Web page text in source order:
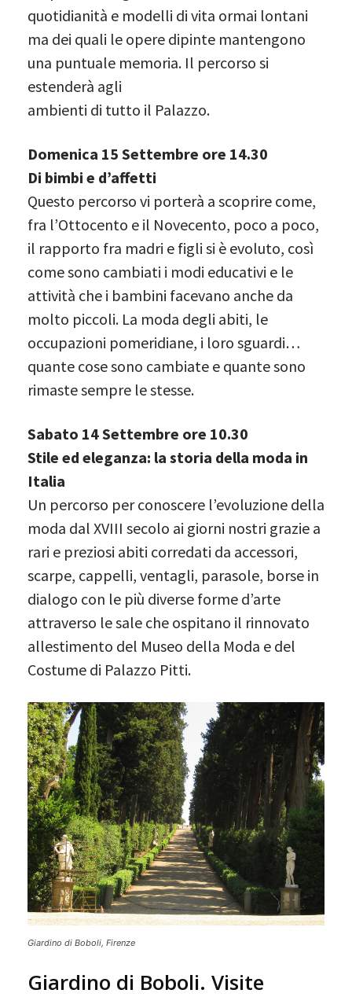
quotidianità e modelli di vita ormai lontani
ma dei quali le opere dipinte mantengono
una puntuale memoria. Il percorso si
estenderà agli
ambienti di tutto il Palazzo.
Domenica 15 Settembre ore 14.30
Di bimbi e d’affetti
Questo percorso vi porterà a scoprire come,
fra l’Ottocento e il Novecento, poco a poco,
il rapporto fra madri e figli si è evoluto, così
come sono cambiati i modi educativi e le
attività che i bambini facevano anche da
molto piccoli. La moda degli abiti, le
occupazioni pomeridiane, i loro sguardi…
quante cose sono cambiate e quante sono
rimaste sempre le stesse.
Sabato 14 Settembre ore 10.30
Stile ed eleganza: la storia della moda in
Italia
Un percorso per conoscere l’evoluzione della
moda dal XVIII secolo ai giorni nostri grazie a
rari e preziosi abiti corredati da accessori,
scarpe, cappelli, ventagli, parasole, borse in
dialogo con le più diverse forme d’arte
attraverso le sale che ospitano il rinnovato
allestimento del Museo della Moda e del
Costume di Palazzo Pitti.
Giardino di Boboli, Firenze
Giardino di Boboli. Visite